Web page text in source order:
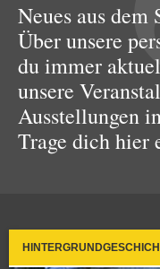
Neues aus dem
Über unsere
du immer
unsere
Ausstellungen
Trage dich hier